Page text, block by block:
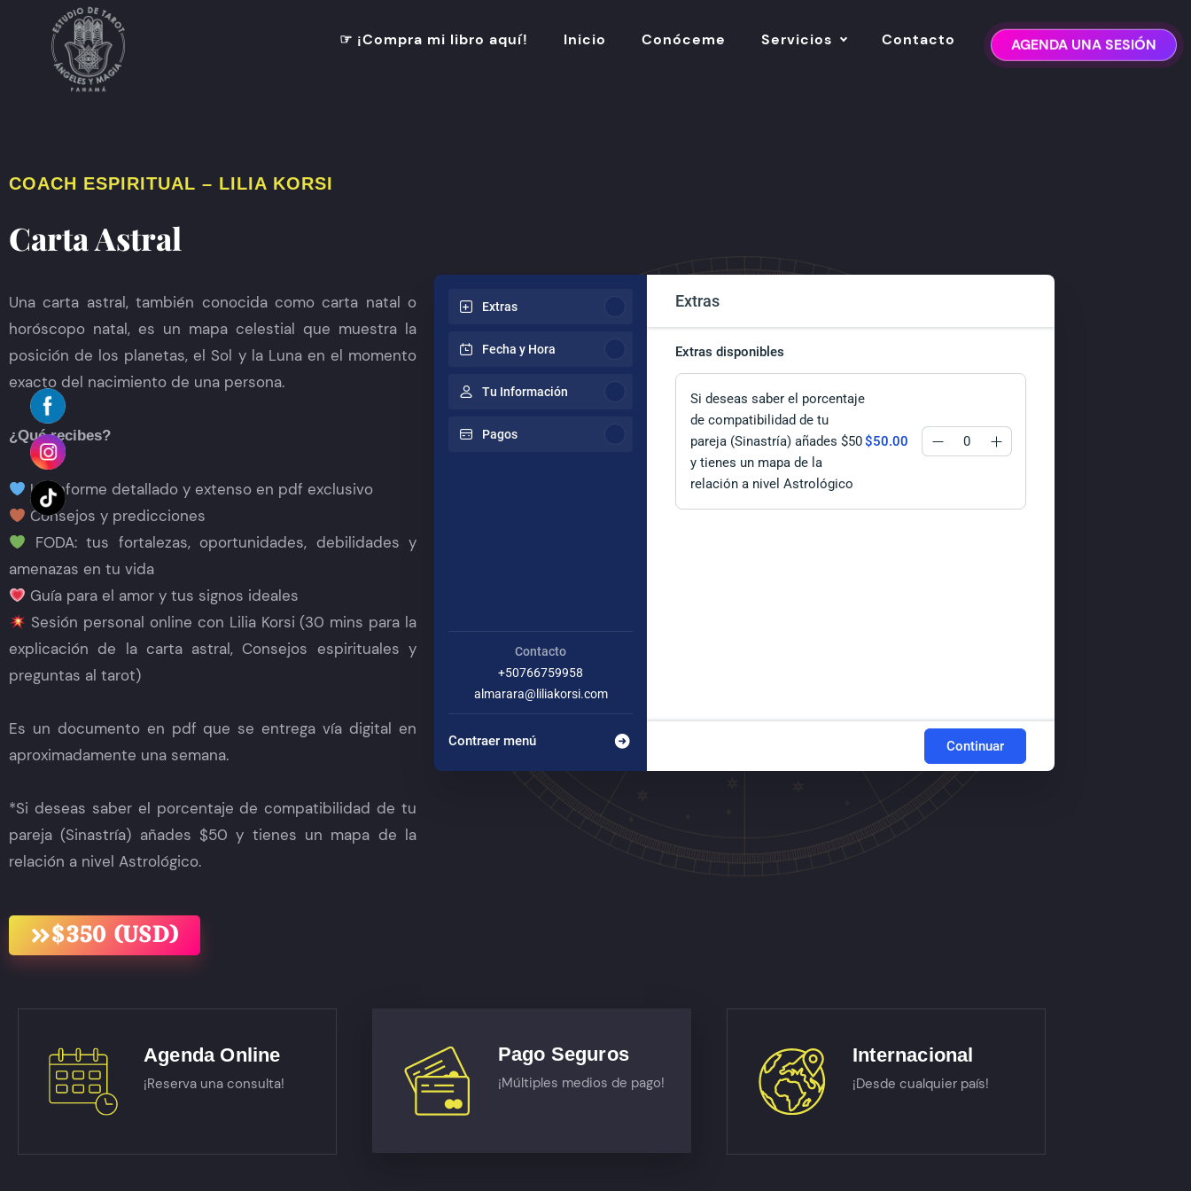
☞ ¡Compra mi libro aquí! Inicio Conóceme Servicios Contacto AGENDA UNA SESIÓN
COACH ESPIRITUAL – LILIA KORSI
Carta Astral
Una carta astral, también conocida como carta natal o
horóscopo natal, es un mapa celestial que muestra la
posición de los planetas, el Sol y la Luna en el momento
exacto del nacimiento de una persona.
¿Qué recibes?
Un informe detallado y extenso en pdf exclusivo
Consejos y predicciones
FODA: tus fortalezas, oportunidades, debilidades y
amenazas en tu vida
Guía para el amor y tus signos ideales
Sesión personal online con Lilia Korsi (30 mins para la
explicación de la carta astral, Consejos espirituales y
preguntas al tarot)
Es un documento en pdf que se entrega vía digital en
aproximadamente una semana.
*Si deseas saber el porcentaje de compatibilidad de tu
pareja (Sinastría) añades $50 y tienes un mapa de la
relación a nivel Astrológico.
$350 (USD)
Extras
Fecha y Hora
Tu Información
Pagos
Contacto
+50766759958
almarara@liliakorsi.com
Contraer menú
Extras
Extras disponibles
Si deseas saber el porcentaje
de compatibilidad de tu
pareja (Sinastría) añades $50
y tienes un mapa de la
relación a nivel Astrológico
$50.00
Continuar
Agenda Online
¡Reserva una consulta!
Pago Seguros
¡Múltiples medios de pago!
Internacional
¡Desde cualquier país!